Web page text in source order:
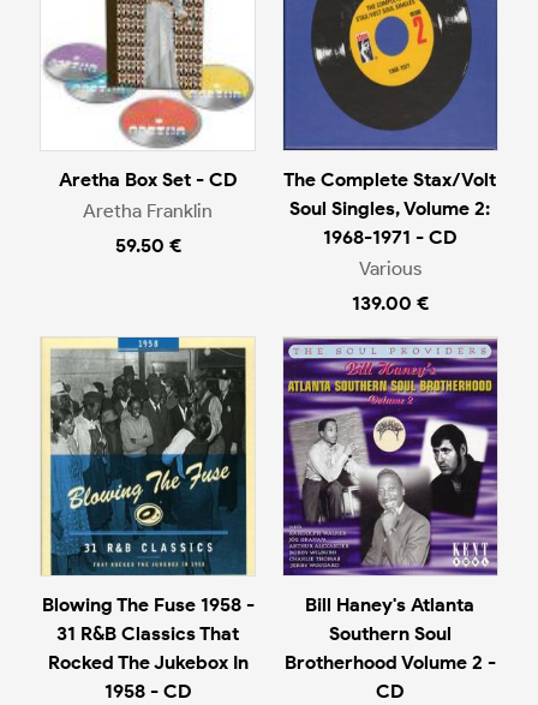
Aretha Box Set - CD
Aretha Franklin
59.50 €
The Complete Stax/Volt
Soul Singles, Volume 2:
1968-1971 - CD
Various
139.00 €
Blowing The Fuse 1958 -
31 R&B Classics That
Rocked The Jukebox In
1958 - CD
Bill Haney's Atlanta
Southern Soul
Brotherhood Volume 2 -
CD